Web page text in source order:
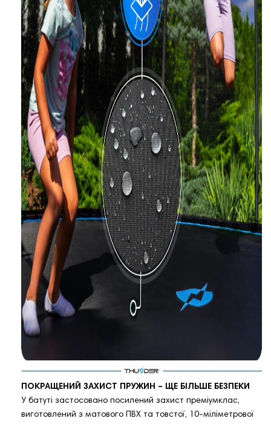
ПОКРАЩЕНИЙ ЗАХИСТ ПРУЖИН – ЩЕ БІЛЬШЕ БЕЗПЕКИ
У батуті застосовано посилений захист преміумклас,
виготовлений з матового ПВХ та товстої, 10-міліметрової